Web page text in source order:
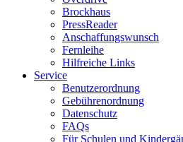
Brockhaus
PressReader
Anschaffungswunsch
Fernleihe
Hilfreiche Links
Service
Benutzerordnung
Gebührenordnung
Datenschutz
FAQs
Für Schulen und